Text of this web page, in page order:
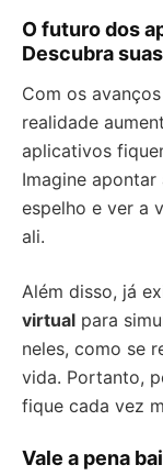
O futuro dos
Descubra
Com os
realidade
aplicativos
Imagine
espelho e ver a
ali.
Além disso, já
virtual para
neles, como se
vida. Portanto,
fique cada vez
Vale a pena